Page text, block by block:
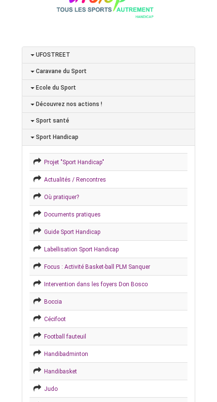
UFOSTREET
Caravane du Sport
Ecole du Sport
Découvrez nos actions !
Sport santé
Sport Handicap
Projet "Sport Handicap"
Actualités / Rencontres
Où pratiquer?
Documents pratiques
Guide Sport Handicap
Labellisation Sport Handicap
Focus : Activité Basket-ball PLM Sanquer
Intervention dans les foyers Don Bosco
Boccia
Cécifoot
Football fauteuil
Handibadminton
Handibasket
Judo